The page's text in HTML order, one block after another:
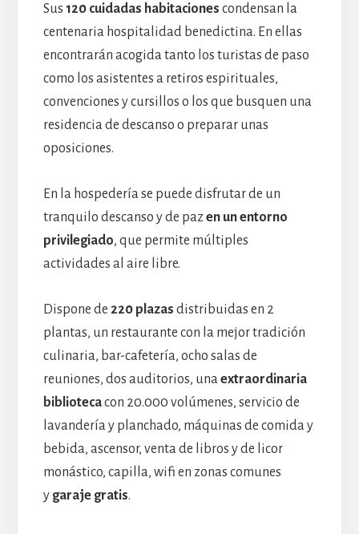
Sus 120 cuidadas habitaciones condensan la
centenaria hospitalidad benedictina. En ellas
encontrarán acogida tanto los turistas de paso
como los asistentes a retiros espirituales,
convenciones y cursillos o los que busquen una
residencia de descanso o preparar unas
oposiciones.
En la hospedería se puede disfrutar de un
tranquilo descanso y de paz en un entorno
privilegiado, que permite múltiples
actividades al aire libre.
Dispone de 220 plazas distribuidas en 2
plantas, un restaurante con la mejor tradición
culinaria, bar-cafetería, ocho salas de
reuniones, dos auditorios, una extraordinaria
bibliotecacon 20.000 volúmenes, servicio de
lavandería y planchado, máquinas de comida y
bebida, ascensor, venta de libros y de licor
monástico, capilla, wifi en zonas comunes
y garaje gratis.